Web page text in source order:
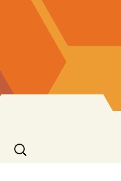
Ricerca
per: